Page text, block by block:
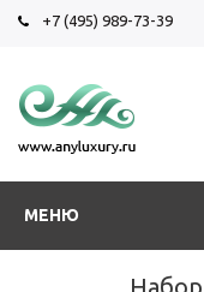
+7 (495) 989-73-39
МЕНЮ